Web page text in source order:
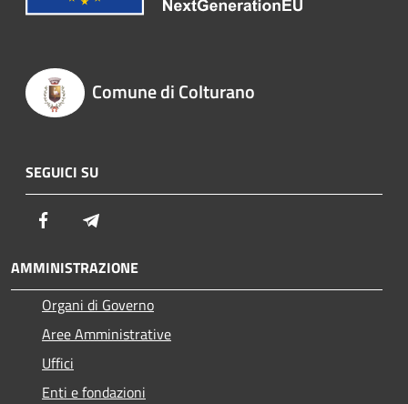
Comune di Colturano
SEGUICI SU
Facebook
AMMINISTRAZIONE
Organi di Governo
Aree Amministrative
Uffici
Enti e fondazioni